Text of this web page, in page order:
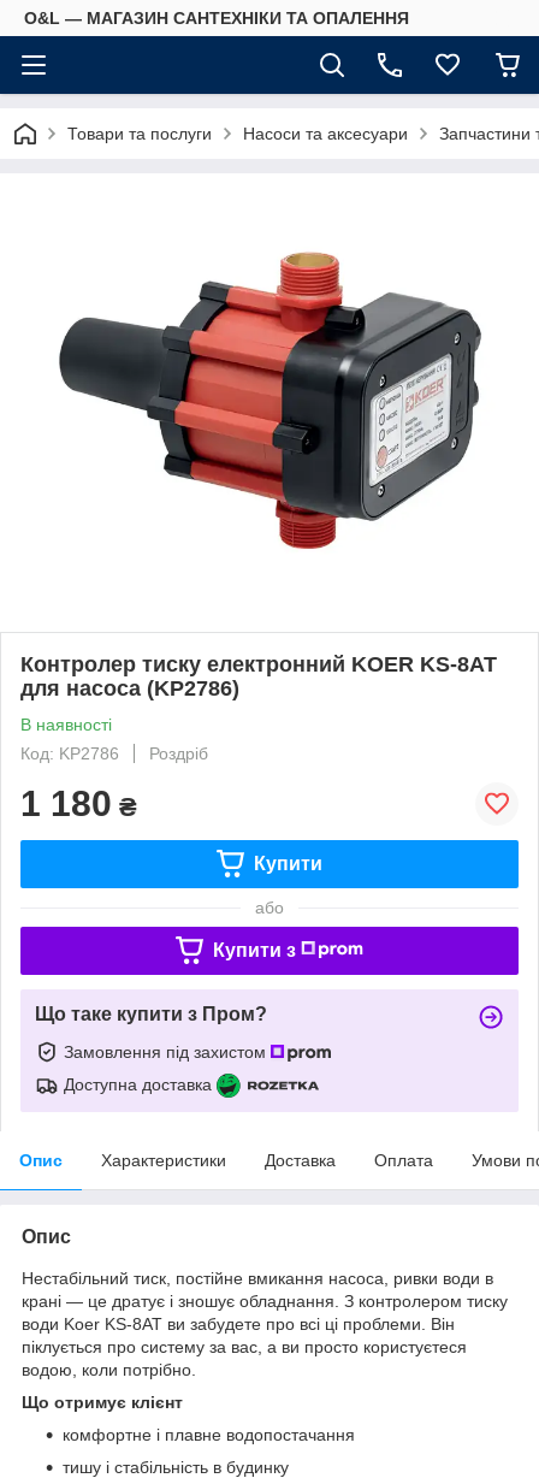
O&L — МАГАЗИН САНТЕХНІКИ ТА ОПАЛЕННЯ
Товари та послуги Насоси та аксесуари Запчастини
Контролер тиску електронний KOER KS-8AT
для насоса (KP2786)
В наявності
Код: KP2786
Роздріб
1 180 ₴
Купити
або
Купити з
Що таке купити з Пром?
Замовлення під захистом
Доступна доставка
Опис Характеристики Доставка Оплата Умови
Опис
Нестабільний тиск, постійне вмикання насоса, ривки води в
крані — це дратує і зношує обладнання. З контролером тиску
води Koer KS-8AT ви забудете про всі ці проблеми. Він
піклується про систему за вас, а ви просто користуєтеся
водою, коли потрібно.
Що отримує клієнт
комфортне і плавне водопостачання
тишу і стабільність в будинку